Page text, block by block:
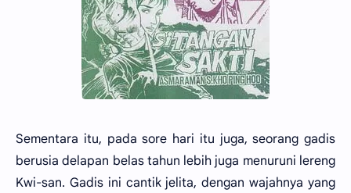
Sementara itu, pada sore hari itu juga, seorang gadis
berusia delapan belas tahun lebih juga menuruni lereng
Kwi-san. Gadis ini cantik jelita, dengan wajahnya yang